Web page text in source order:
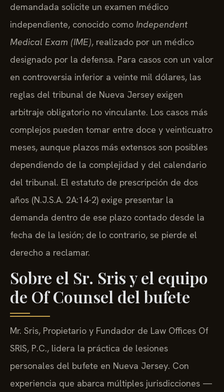
demandada solicite un examen médico
independiente, conocido como Independent
Medical Exam (IME), realizado por un médico
designado por la defensa. Para casos con un valor
en controversia inferior a veinte mil dólares, las
reglas del tribunal de Nueva Jersey exigen
arbitraje obligatorio no vinculante. Los casos más
complejos pueden tomar entre doce y veinticuatro
meses, aunque plazos más extensos son posibles
dependiendo de la complejidad y del calendario
del tribunal. El estatuto de prescripción de dos
años (N.J.S.A. 2A:14-2) exige presentar la
demanda dentro de ese plazo contado desde la
fecha de la lesión; de lo contrario, se pierde el
derecho a reclamar.
Sobre el Sr. Sris y el equipo
de Of Counsel del bufete
Mr. Sris, Propietario y Fundador de Law Offices Of
SRIS, P.C., lidera la práctica de lesiones
personales del bufete en Nueva Jersey. Con
experiencia que abarca múltiples jurisdicciones —